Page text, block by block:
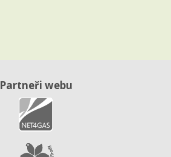
Partneři webu